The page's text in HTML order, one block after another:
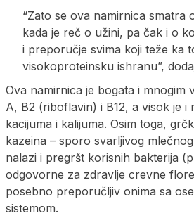
“Zato se ova namirnica smatra
kada je reč o užini, pa čak i o
i preporučje svima koji teže ka
visokoproteinsku ishranu”,
Ova namirnica je bogata i mnogim
A, B2 (riboflavin) i B12, a visok je i
kacijuma i kalijuma. Osim toga,
kazeina – sporo svarljivog
nalazi i pregršt korisnih bakterija
odgovorne za zdravlje crevne
posebno preporučljiv onima sa
sistemom.